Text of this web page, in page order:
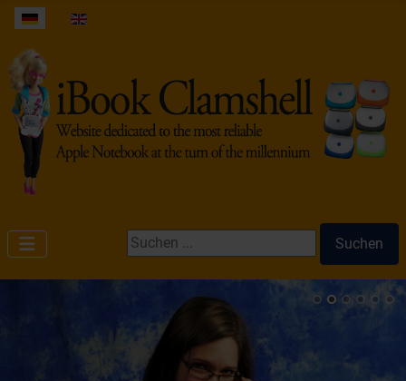
Sprache auswählen
Suchen ...
Suchen